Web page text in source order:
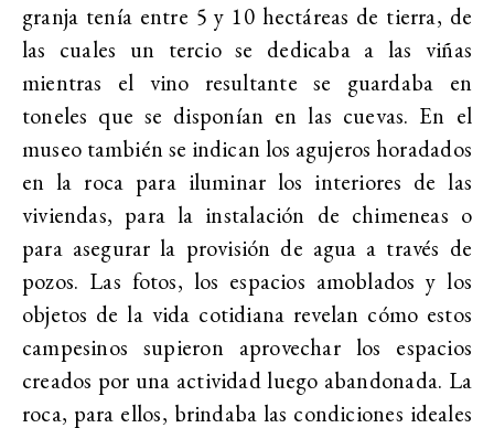
granja tenía entre 5 y 10 hectáreas de tierra, de
las cuales un tercio se dedicaba a las viñas
mientras el vino resultante se guardaba en
toneles que se disponían en las cuevas. En el
museo también se indican los agujeros horadados
en la roca para iluminar los interiores de las
viviendas, para la instalación de chimeneas o
para asegurar la provisión de agua a través de
pozos. Las fotos, los espacios amoblados y los
objetos de la vida cotidiana revelan cómo estos
campesinos supieron aprovechar los espacios
creados por una actividad luego abandonada. La
roca, para ellos, brindaba las condiciones ideales